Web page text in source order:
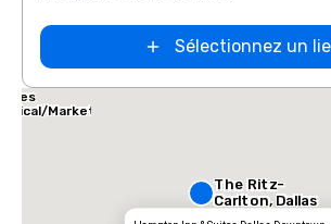
Sélectionnez un
The Ritz-
Carlton, Dallas
Marriott
Market